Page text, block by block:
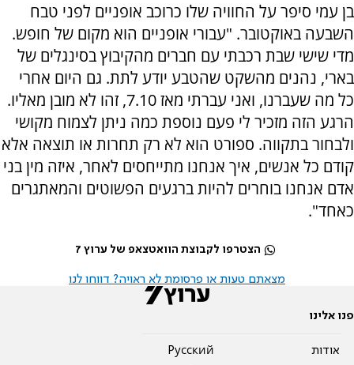
בן עמי סיפר על החוויה שלו כרוכב אופניים לפני טבח
השבעה באוקטובר. "עבורי אופניים הוא מקום של חופש.
מדי שישי שבת רכבתי עם חברים מהקיבוץ בסינגלים של
בארי, נהנים מהשקט שהטבע יודע לתת. גם היום אחרי
כל מה שעברנו, ואני עברתי מאז 7.10, זהו לא מובן מאליו.
הרגע הזה מזכיר לי פעם נוספת כמה ניתן לצמוח מקושי
ולבחור בתקווה. ספורט הוא לא רק תחרות או תוצאה אלא
קודם כל אנשים, איך אנחנו מתייחסים לאחר, איזה מין בני
אדם אנחנו בוחרים להיות ברגעים הפשוטים והמאתגרים
כאחד".
הצטרפו לקבוצת הוואטצאפ של ערוץ 7
מצאתם טעות או פרסומת לא ראויה? דווחו לנו
פנו אלינו
אודות
Pусский